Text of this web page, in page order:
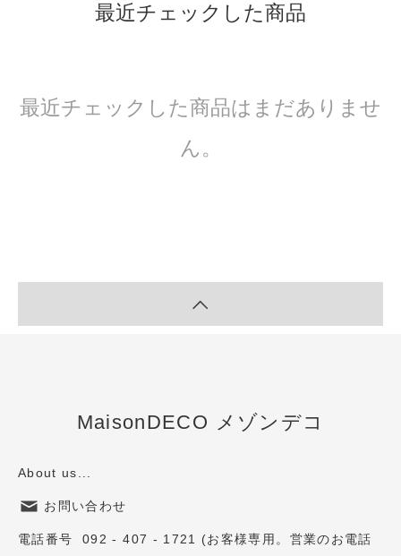
最近チェックした商品
最近チェックした商品はまだありませ
ん。
MaisonDECO メゾンデコ
About us...
お問い合わせ
電話番号 092 - 407 - 1721 (お客様専用。営業のお電話